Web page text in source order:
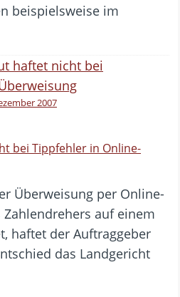
beispielsweise im
2007
bei Tippfehler in Online-
Überweisung per Online-
auf einem
haftet der Auftraggeber
das Landgericht